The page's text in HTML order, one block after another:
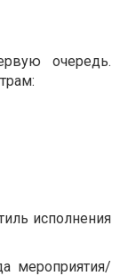
очередь.
исполнения
мероприятия/